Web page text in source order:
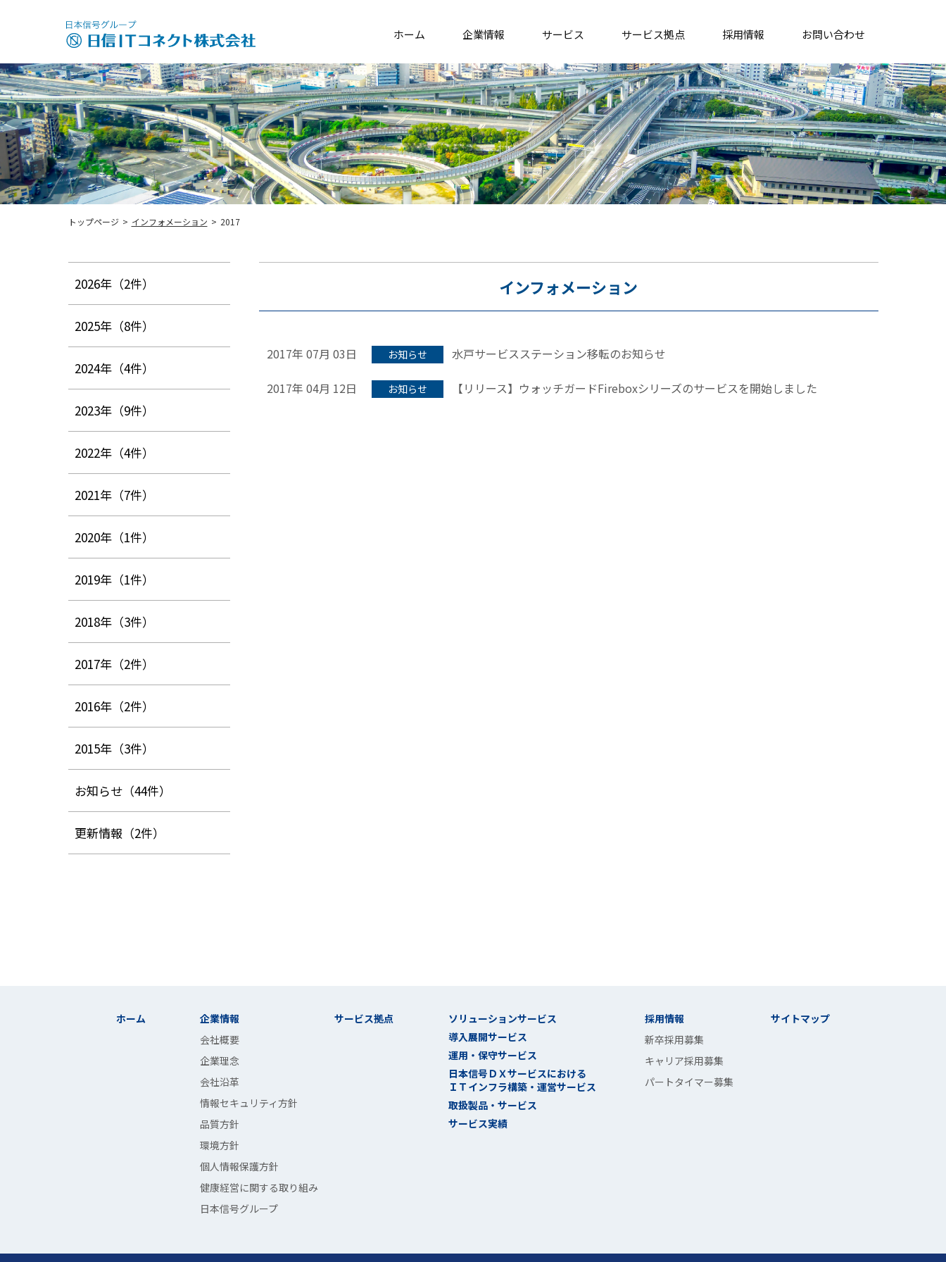
ホーム 企業情報 サービス サービス拠点 採用情報 お問い合わせ
トップページ > インフォメーション > 2017
2026年（2件）
2025年（8件）
2024年（4件）
2023年（9件）
2022年（4件）
2021年（7件）
2020年（1件）
2019年（1件）
2018年（3件）
2017年（2件）
2016年（2件）
2015年（3件）
お知らせ（44件）
更新情報 （2件）
インフォメーション
2017年 07月 03日 お知らせ 水戸サービスステーション移転のお知らせ
2017年 04月 12日 お知らせ 【リリース】ウォッチガードFireboxシリーズのサービスを開始しました
ホーム
企業情報
会社概要
企業理念
会社沿革
情報セキュリティ方針
品質方針
環境方針
個人情報保護方針
健康経営に関する取り組み
日本信号グループ
サービス拠点
ソリューションサービス
導入展開サービス
運用・保守サービス
日本信号ＤＸサービスにおける
ＩＴインフラ構築・運営サービス
取扱製品・サービス
サービス実績
採用情報
新卒採用募集
キャリア採用募集
パートタイマー募集
サイトマップ